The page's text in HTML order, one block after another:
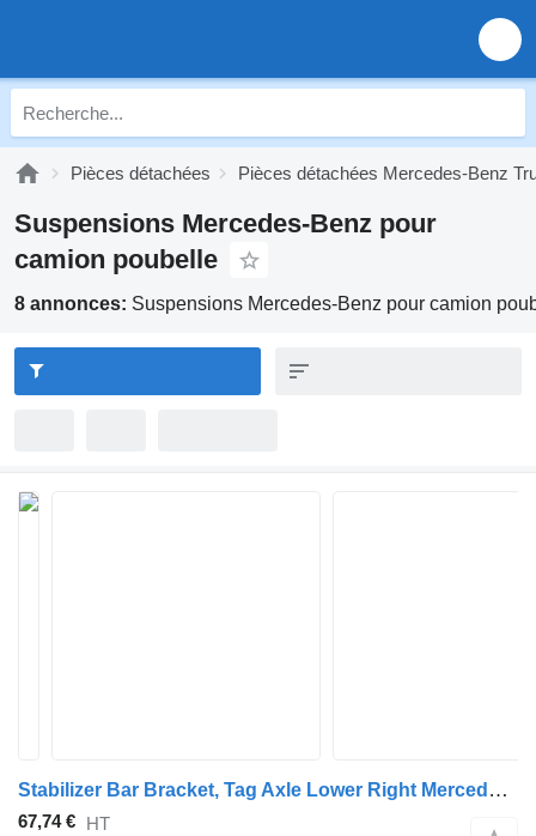
Pièces détachées Pièces détachées Mercedes-Benz
Suspensions Mercedes-Benz pour
camion poubelle
8 annonces: Suspensions Mercedes-Benz pour camion
Stabilizer Bar Bracket, Tag Axle Lower Right Mercedes-Benz Econic 2628 (01.98-) A9573270741 pour camion poubelle Mercedes-Benz Econic (1998-2014)
67,74 € HT